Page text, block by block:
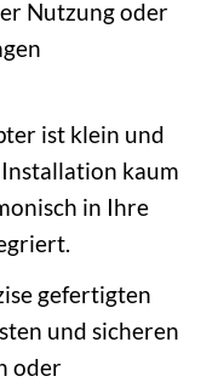
Nutzung oder
ist klein und
kaum
in Ihre
gefertigten
und sicheren
oder